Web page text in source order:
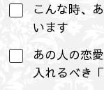
こんな時、
います
あの人の恋
入れるべき